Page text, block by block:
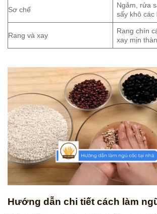
Sơ chế
Ngâm, rửa
sấy khô các
Rang và xay
Rang chín
xay mịn
Hướng dẫn chi tiết cách làm